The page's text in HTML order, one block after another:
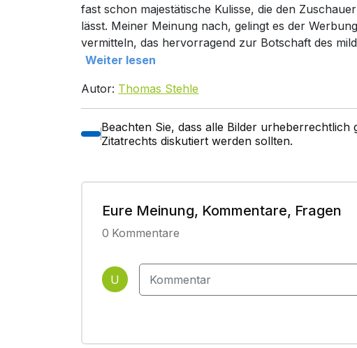
fast schon majestätische Kulisse, die den
lässt. Meiner Meinung nach, gelingt es der
vermitteln, das hervorragend zur Botschaft des
Weiter lesen
Autor: Thomas Stehle
Beachten Sie, dass alle Bilder urheberrechtlich
Zitatrechts diskutiert werden sollten.
Eure Meinung, Kommentare, Fragen
0 Kommentare
U